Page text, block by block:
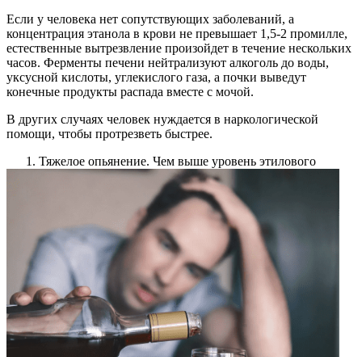
Если у человека нет сопутствующих заболеваний, а
концентрация этанола в крови не превышает 1,5-2 промилле,
естественные вытрезвление произойдет в течение нескольких
часов. Ферменты печени нейтрализуют алкоголь до воды,
уксусной кислоты, углекислого газа, а почки выведут
конечные продукты распада вместе с мочой.
В других случаях человек нуждается в наркологической
помощи, чтобы протрезветь быстрее.
Тяжелое опьянение. Чем выше уровень этилового